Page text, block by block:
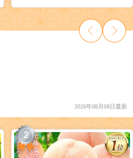
直送 時短 [株式会社 松原米穀]
2026年08月08日最新
2